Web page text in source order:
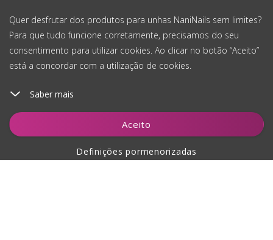
Quer desfrutar dos produtos para unhas NaniNails sem limites?
Para que tudo funcione corretamente, precisamos do seu
consentimento para utilizar cookies. Ao clicar no botão “Aceito”
está a concordar com a utilização de cookies.
Saber mais
Aceito
Definições pormenorizadas
Notificar-me